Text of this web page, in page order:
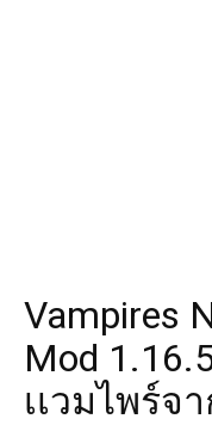
Vampires
Mod
เเวมไพร์จา